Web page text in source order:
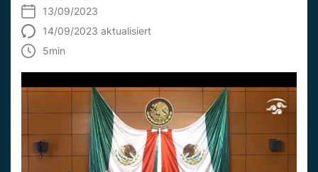
13/09/2023
14/09/2023 aktualisiert
5min